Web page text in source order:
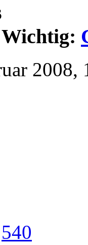
Wichtig:
2008,
540